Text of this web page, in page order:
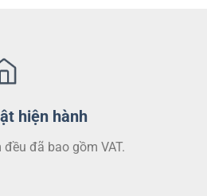
hiện hành
đã bao gồm VAT.